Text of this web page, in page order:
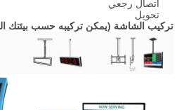
اتصال رجعي
تحويل
تركيب الشاشة (يمكن تركيبه حسب بيئتك